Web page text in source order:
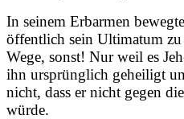
In seinem Erbarmen
öffentlich sein Ultimatum
Wege, sonst! Nur weil es
ihn ursprünglich geheiligt
nicht, dass er nicht gegen
würde.